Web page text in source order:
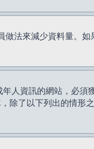
法來減少資料量。
人資訊的網站，必須
除了以下列出的情形